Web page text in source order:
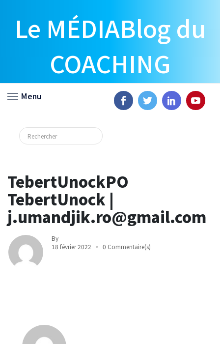
Le MÉDIABlog du
COACHING
Menu
TebertUnockPO
TebertUnock |
j.umandjik.ro@gmail.com
By
18 février 2022
0 Commentaire(s)